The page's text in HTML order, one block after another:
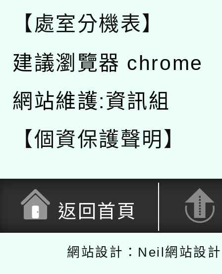
【處室分機表】
建議瀏覽器 chrome
網站維護:資訊組
【個資保護聲明】
返回首頁
網站設計：Neil網站設